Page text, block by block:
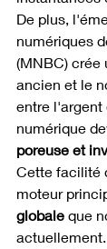
De plus,
numériques
(MNBC) crée
ancien et le
entre
numérique
poreuse et
Cette facilité
moteur
globale que